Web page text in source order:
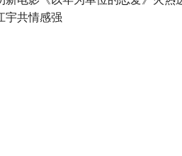
宇共情感强